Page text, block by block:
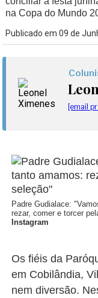
na Copa do Mundo
Publicado em 09 de
[email
Padre Gudialace:
rezar, comer e torcer
Instagram
Os fiéis da
em Cobilândia,
nem diversão.